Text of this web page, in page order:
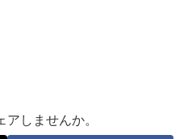
アしませんか。